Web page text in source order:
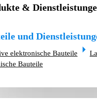
&
und
elektronische Bauteile
Bauteile